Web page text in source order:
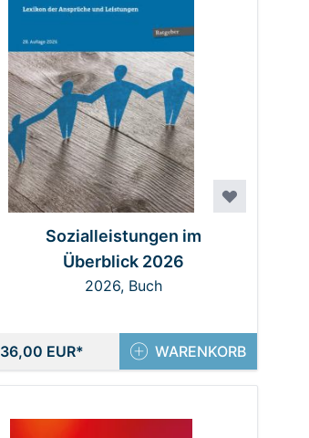
Sozialleistungen im
Überblick 2026
2026, Buch
36,00 EUR WARENKORB